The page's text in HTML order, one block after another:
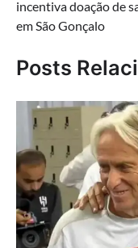
Post
incentiva doação de
em São Gonçalo
Posts